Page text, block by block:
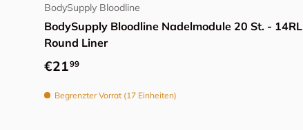
BodySupply Bloodline
BodySupply Bloodline Nadelmodule 20 St. - 14RL
Round Liner
Normaler Preis
€2199
Begrenzter Vorrat (17 Einheiten)